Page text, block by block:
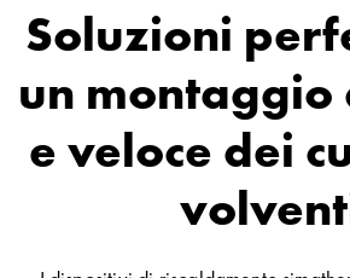
Soluzioni
un montaggio
e veloce dei